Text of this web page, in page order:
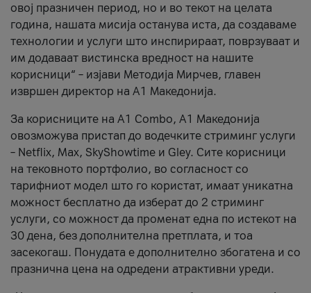
овој празничен период, но и во текот на целата
година, нашата мисија останува иста, да создаваме
технологии и услуги што инспирираат, поврзуваат и
им додаваат вистинска вредност на нашите
корисници“ – изјави Методија Мирчев, главен
извршен директор на А1 Македонија.
За корисниците на A1 Combo, А1 Македонија
овозможува пристап до водечките стриминг услуги
– Netflix, Max, SkyShowtime и Gley. Сите корисници
на тековното портфолио, во согласност со
тарифниот модел што го користат, имаат уникатна
можност бесплатно да изберат до 2 стриминг
услуги, со можност да променат една по истекот на
30 дена, без дополнителна претплата, и тоа
засекогаш. Понудата е дополнително збогатена и со
празнична цена на одредени атрактивни уреди.